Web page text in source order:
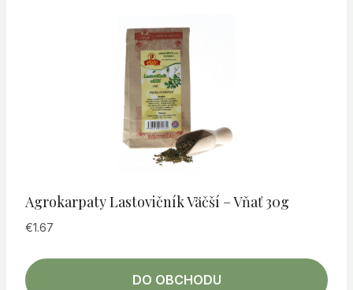
Agrokarpaty Lastovičník Väčší – Vňať 30g
€1.67
DO OBCHODU